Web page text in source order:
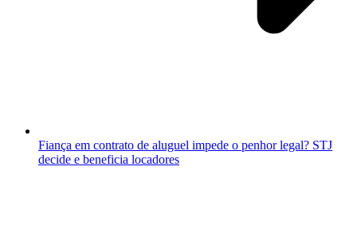
Fiança em contrato de aluguel impede o penhor legal? STJ
decide e beneficia locadores